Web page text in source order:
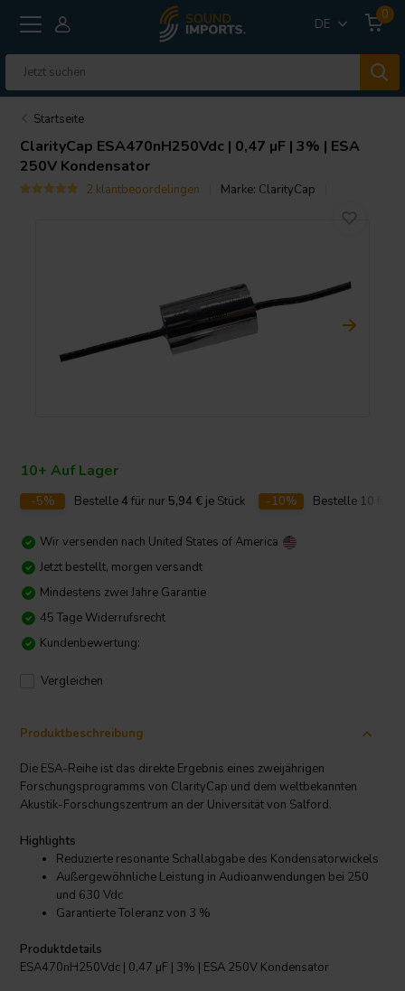
DE
0
Startseite
ClarityCap ESA470nH250Vdc | 0,47 µF | 3% | ESA
250V Kondensator
2 klantbeoordelingen Marke: ClarityCap
10+ Auf Lager
-5% Bestelle4 für nur 5,94 € je Stück -10% Bestelle 10
Wir versenden nach United States of America
Jetzt bestellt, morgen versandt
Mindestens zwei Jahre Garantie
45 Tage Widerrufsrecht
Kundenbewertung:
Vergleichen
Produktbeschreibung
Die ESA-Reihe ist das direkte Ergebnis eines zweijährigen
Forschungsprogramms von ClarityCap und dem weltbekannten
Akustik-Forschungszentrum an der Universität von Salford.
Highlights
Reduzierte resonante Schallabgabe des Kondensatorwickels
Außergewöhnliche Leistung in Audioanwendungen bei 250
und 630 Vdc
Garantierte Toleranz von 3 %
Produktdetails
ESA470nH250Vdc | 0,47 µF | 3% | ESA 250V Kondensator